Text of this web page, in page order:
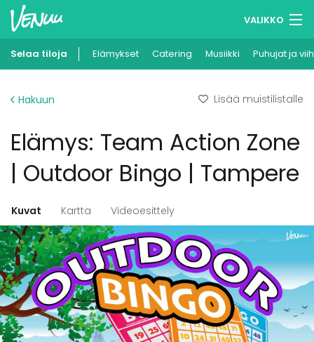
VALIKKO
Muistilistasi
Ilmoita kohteesi
Selaa tiloja Elämykset Catering Musiikki Puhujat ja
Hakuun Lisää muistilistalle
Elämys: Team Action Zone
| Outdoor Bingo | Tampere
Kuvat Kartta Videoesittely